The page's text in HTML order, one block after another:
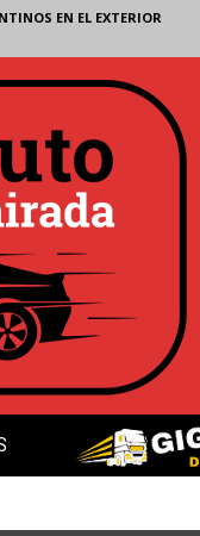
EN EL EXTERIOR